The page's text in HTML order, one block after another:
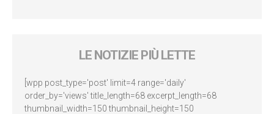
LE NOTIZIE PIÙ LETTE
[wpp post_type='post' limit=4 range='daily'
order_by='views' title_length=68 excerpt_length=68
thumbnail_width=150 thumbnail_height=150